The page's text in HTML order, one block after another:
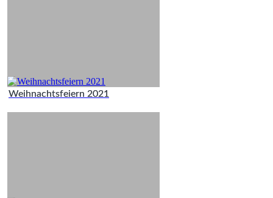
Weihnachtsfeiern 2021